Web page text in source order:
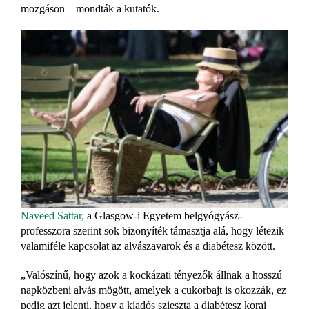
mozgáson – mondták a kutatók.
Naveed Sattar, a Glasgow-i Egyetem belgyógyász-
professzora szerint sok bizonyíték támasztja alá, hogy létezik
valamiféle kapcsolat az alvászavarok és a diabétesz között.
„Valószínű, hogy azok a kockázati tényezők állnak a hosszú
napközbeni alvás mögött, amelyek a cukorbajt is okozzák, ez
pedig azt jelenti, hogy a kiadós szieszta a diabétesz korai